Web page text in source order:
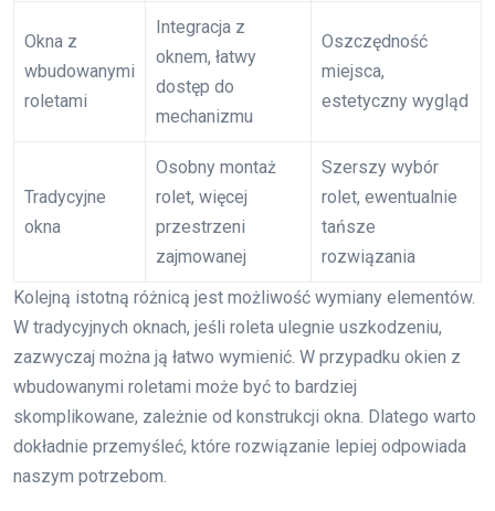
Okna z
wbudowanymi
roletami
Integracja z
oknem, łatwy
dostęp do
mechanizmu
Oszczędność
miejsca,
estetyczny wygląd
Tradycyjne
okna
Osobny montaż
rolet, więcej
przestrzeni
zajmowanej
Szerszy wybór
rolet, ewentualnie
tańsze
rozwiązania
Kolejną istotną różnicą jest możliwość wymiany elementów.
W tradycyjnych oknach, jeśli roleta ulegnie uszkodzeniu,
zazwyczaj można ją łatwo wymienić. W przypadku okien z
wbudowanymi roletami może być to bardziej
skomplikowane, zależnie od konstrukcji okna. Dlatego warto
dokładnie przemyśleć, które rozwiązanie lepiej odpowiada
naszym potrzebom.